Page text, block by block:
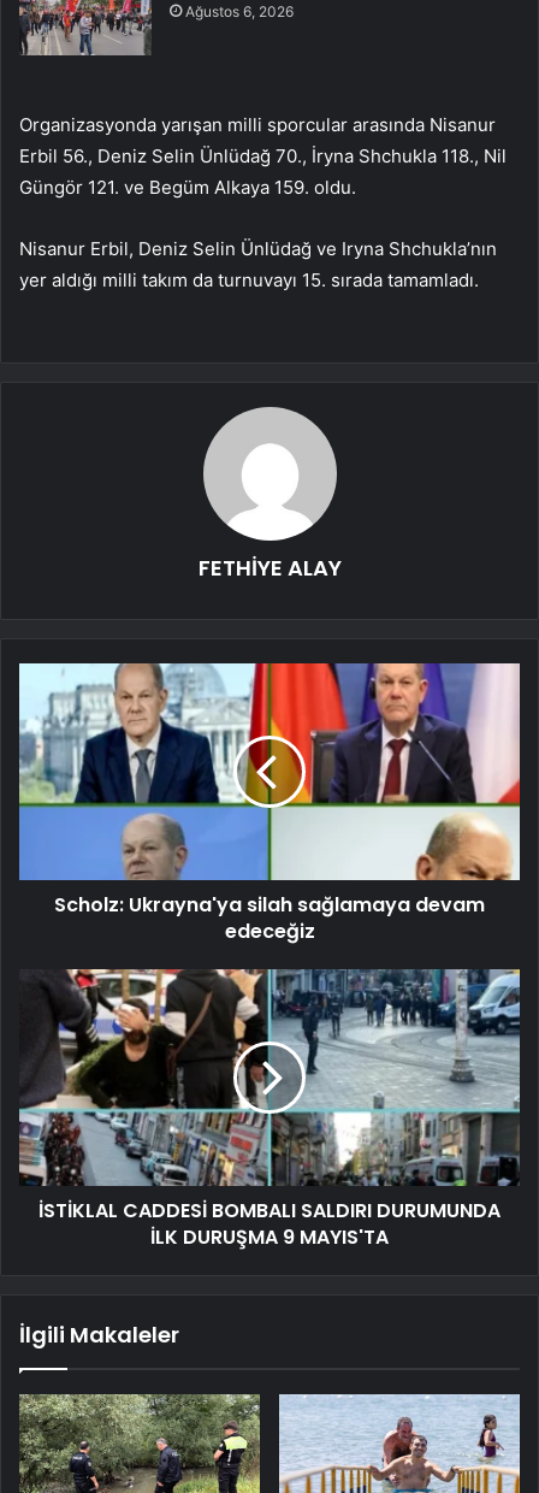
Ağustos 6, 2026
Organizasyonda yarışan milli sporcular arasında Nisanur
Erbil 56., Deniz Selin Ünlüdağ 70., İryna Shchukla 118., Nil
Güngör 121. ve Begüm Alkaya 159. oldu.
Nisanur Erbil, Deniz Selin Ünlüdağ ve Iryna Shchukla’nın
yer aldığı milli takım da turnuvayı 15. sırada tamamladı.
FETHİYE ALAY
Scholz: Ukrayna'ya silah sağlamaya devam
edeceğiz
İSTİKLAL CADDESİ BOMBALI SALDIRI DURUMUNDA
İLK DURUŞMA 9 MAYIS'TA
İlgili Makaleler